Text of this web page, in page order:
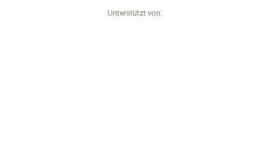
Unterstützt von: